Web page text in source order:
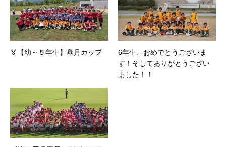
🏅【幼～５年生】皐月カップ
6年生、おめでとうございま
す！そしてありがとうござい
ました！！